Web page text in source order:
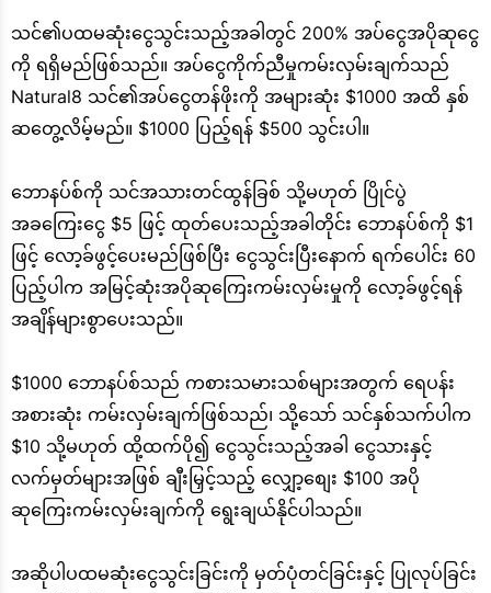
သင်၏ပထမဆုံးငွေသွင်းသည့်အခါတွင် 200% အပ်ငွေအပိုဆုငွေ
ကို ရရှိမည်ဖြစ်သည်။ အပ်ငွေကိုက်ညီမှုကမ်းလှမ်းချက်သည်
Natural8 သင်၏အပ်ငွေတန်ဖိုးကို အများဆုံး $1000 အထိ နှစ်
ဆတွေ့လိမ့်မည်။ $1000 ပြည့်ရန် $500 သွင်းပါ။
ဘောနပ်စ်ကို သင်အသားတင်ထွန်ခြစ် သို့မဟုတ် ပြိုင်ပွဲ
အခကြေးငွေ $5 ဖြင့် ထုတ်ပေးသည့်အခါတိုင်း ဘောနပ်စ်ကို $1
ဖြင့် လော့ခ်ဖွင့်ပေးမည်ဖြစ်ပြီး ငွေသွင်းပြီးနောက် ရက်ပေါင်း 60
ပြည့်ပါက အမြင့်ဆုံးအပိုဆုကြေးကမ်းလှမ်းမှုကို လော့ခ်ဖွင့်ရန်
အချိန်များစွာပေးသည်။
$1000 ဘောနပ်စ်သည် ကစားသမားသစ်များအတွက် ရေပန်း
အစားဆုံး ကမ်းလှမ်းချက်ဖြစ်သည်၊ သို့သော် သင်နှစ်သက်ပါက
$10 သို့မဟုတ် ထို့ထက်ပို၍ ငွေသွင်းသည့်အခါ ငွေသားနှင့်
လက်မှတ်များအဖြစ် ချီးမြှင့်သည့် လျှော့စျေး $100 အပို
ဆုကြေးကမ်းလှမ်းချက်ကို ရွေးချယ်နိုင်ပါသည်။
အဆိုပါပထမဆုံးငွေသွင်းခြင်းကို မှတ်ပုံတင်ခြင်းနှင့် ပြုလုပ်ခြင်း